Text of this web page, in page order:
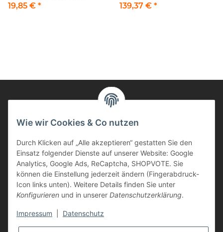
19,85 € *
139,37 € *
Informationen
Kunden Service
Haben Sie Fragen zu unseren Produkten?
Dann rufen Sie uns gerne an:
Tel: 0621/9767200
Mo.-Fr. 08:45-17:00 Uhr
oder schreiben Sie uns:
Wie wir Cookies & Co nutzen
Durch Klicken auf „Alle akzeptieren“ gestatten Sie den
Einsatz folgender Dienste auf unserer Website: Google
Analytics, Google Ads, ReCaptcha, SHOPVOTE. Sie
können die Einstellung jederzeit ändern (Fingerabdruck-
Icon links unten). Weitere Details finden Sie unter
Konfigurieren und in unserer Datenschutzerklärung.
Impressum Datenschutz